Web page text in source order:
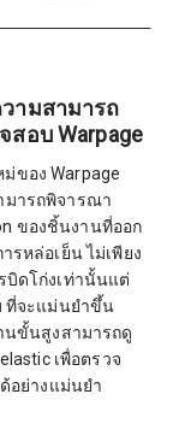
ามสามารถ
สอบ Warpage
ของ Warpage
มารถพิจารณา
ของชิ้นงานที่ออก
รหล่อเย็น ไม่เพียง
บิดโก่งเท่านั้นแต่
ที่จะแม่นยำขึ้น
นขั้นสูงสามารถดู
เพื่อตรวจ
อย่างแม่นยำ